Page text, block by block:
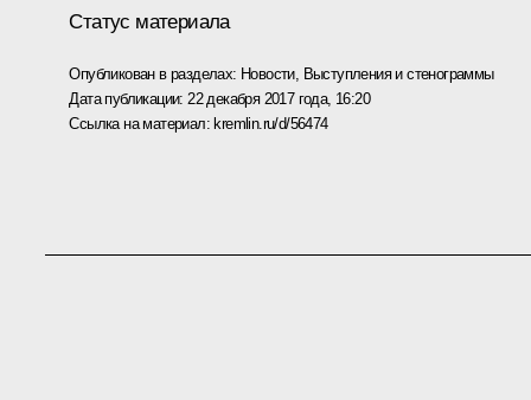
Статус материала
Опубликован в разделах: Новости, Выступления и стенограммы
Дата публикации: 22 декабря 2017 года, 16:20
Ссылка на материал: kremlin.ru/d/56474